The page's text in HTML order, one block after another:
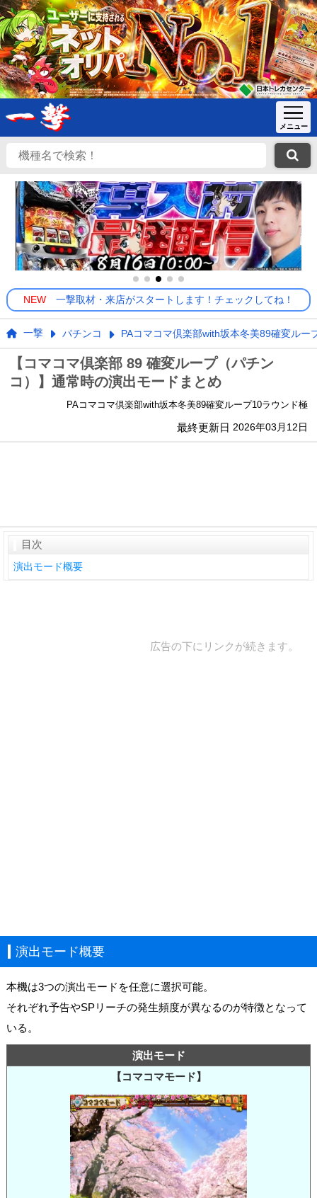
NEW 一撃取材・来店がスタートします！チェックしてね！
一撃 パチンコ PAコマコマ倶楽部with坂本冬美89確変ルー
【コマコマ倶楽部 89 確変ループ（パチン
コ）】通常時の演出モードまとめ
PAコマコマ倶楽部with坂本冬美89確変ループ10ラウンド極
最終更新日 2026年03月12日
目次
演出モード概要
広告の下にリンクが続きます。
演出モード概要
本機は3つの演出モードを任意に選択可能。
それぞれ予告やSPリーチの発生頻度が異なるのが特徴となって
いる。
演出モード
【コマコマモード】